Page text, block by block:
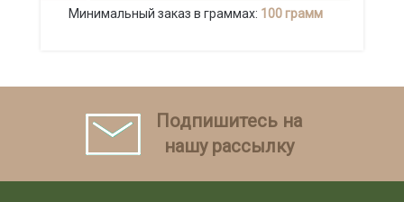
Минимальный заказ в граммах: 100 грамм
Подпишитесь на
нашу рассылку